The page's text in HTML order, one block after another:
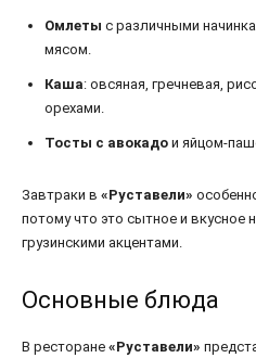
Омлеты с различными
мясом.
Каша: овсяная, гречневая,
орехами.
Тосты с авокадо и яйцом-
Завтраки в «Руставели»
потому что это сытное и вкусное
грузинскими акцентами.
Основные блюда
В ресторане «Руставели»